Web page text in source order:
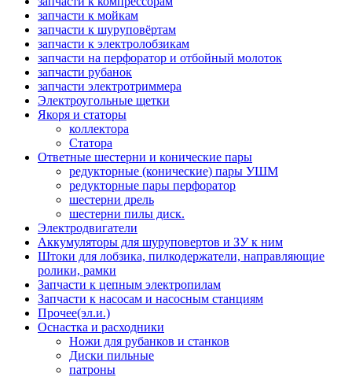
запчасти к мойкам
запчасти к шуруповёртам
запчасти к электролобзикам
запчасти на перфоратор и отбойный молоток
запчасти рубанок
запчасти электротриммера
Электроугольные щетки
Якоря и статоры
коллектора
Статора
Ответные шестерни и конические пары
редукторные (конические) пары УШМ
редукторные пары перфоратор
шестерни дрель
шестерни пилы диск.
Электродвигатели
Аккумуляторы для шуруповертов и ЗУ к ним
Штоки для лобзика, пилкодержатели, направляющие
ролики, рамки
Запчасти к цепным электропилам
Запчасти к насосам и насосным станциям
Прочее(эл.и.)
Оснастка и расходники
Ножи для рубанков и станков
Диски пильные
патроны